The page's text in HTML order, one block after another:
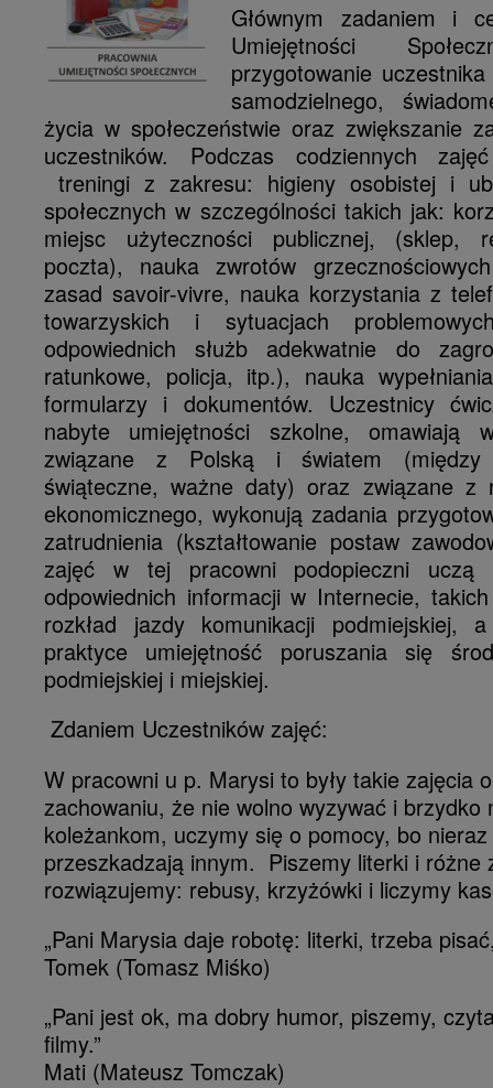
Głównym zadaniem i
Umiejętności
przygotowanie
samodzielnego,
życia w społeczeństwie oraz zwiększanie
uczestników. Podczas codziennych
treningi z zakresu: higieny osobistej i
społecznych w szczególności takich jak:
miejsc użyteczności publicznej, (sklep,
poczta), nauka zwrotów
zasad savoir-vivre, nauka korzystania z
towarzyskich i sytuacjach
odpowiednich służb adekwatnie do
ratunkowe, policja, itp.), nauka
formularzy i dokumentów. Uczestnicy
nabyte umiejętności szkolne, omawiają
związane z Polską i światem (między
świąteczne, ważne daty) oraz związane z
ekonomicznego, wykonują zadania
zatrudnienia (kształtowanie postaw
zajęć w tej pracowni podopieczni uczą
odpowiednich informacji w Internecie,
rozkład jazdy komunikacji podmiejskiej,
praktyce umiejętność poruszania się
podmiejskiej i miejskiej.
Zdaniem Uczestników zajęć:
W pracowni u p. Marysi to były takie zajęcia
zachowaniu, że nie wolno wyzywać i brzydko
koleżankom, uczymy się o pomocy, bo nieraz
przeszkadzają innym. Piszemy literki i różne
rozwiązujemy: rebusy, krzyżówki i liczymy
„Pani Marysia daje robotę: literki, trzeba
Tomek (Tomasz Miśko)
„Pani jest ok, ma dobry humor, piszemy,
filmy.”
Mati (Mateusz Tomczak)